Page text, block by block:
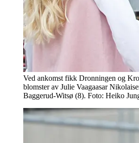
Ved ankomst fikk Dronningen og
blomster av Julie Vaagaasar
Baggerud-Witsø (8). Foto: Heiko